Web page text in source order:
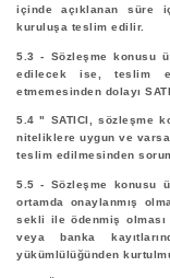
içinde açıklanan süre
kuruluşa teslim edilir.
5.3 - Sözleşme konusu
edilecek ise, teslim
etmemesinden dolayı
5.4 " SATICI, sözleşme
niteliklere uygun ve
teslim edilmesinden
5.5 - Sözleşme konusu
ortamda onaylanmış
sekli ile ödenmiş olması
veya banka
yükümlülüğünden